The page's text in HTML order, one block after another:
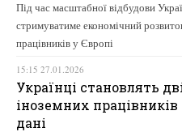
Під час масштабної відбудови
стримуватиме економічний
працівників у Європі
15:15 27.01.2026
Українці становлять
іноземних
дані